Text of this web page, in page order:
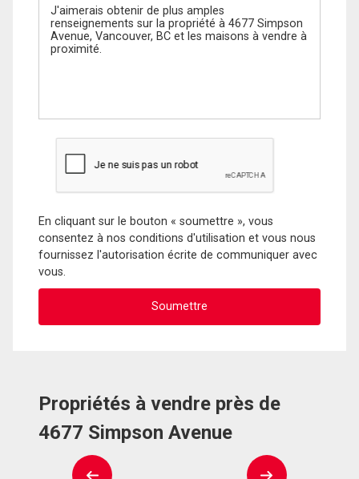
En cliquant sur le bouton « soumettre », vous
consentez à nos conditions d'utilisation et vous nous
fournissez l'autorisation écrite de communiquer avec
vous.
Propriétés à vendre près de
4677 Simpson Avenue